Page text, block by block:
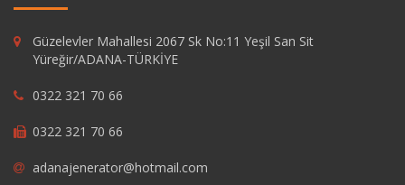
Güzelevler Mahallesi 2067 Sk No:11 Yeşil San Sit
Yüreğir/ADANA-TÜRKİYE
0322 321 70 66
0322 321 70 66
adanajenerator@hotmail.com